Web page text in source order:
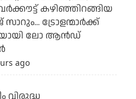
വര്‍ക്കൗട്ട് കഴിഞ്ഞിറങ്ങിയ
ട്രോളന്മാര്‍ക്ക്
ലോ ആന്‍ഡ്
ago